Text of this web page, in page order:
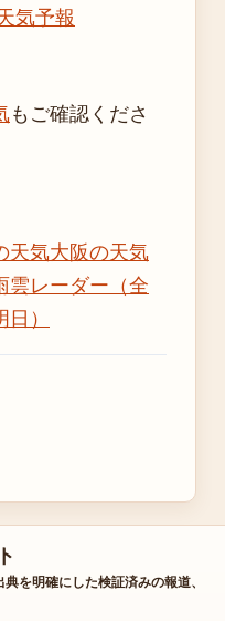
気予報
もご確認くださ
天気大阪の天気
雲レーダー（全
）
を明確にした検証済みの報道、